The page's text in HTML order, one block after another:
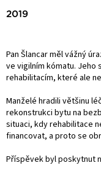
2019
Pan Šlancar měl vážný
ve vigilním kómatu.
rehabilitacím, které ale
Manželé hradili většinu
rekonstrukci bytu na
situaci, kdy rehabilitace
financovat, a proto se
Příspěvek byl poskytnut